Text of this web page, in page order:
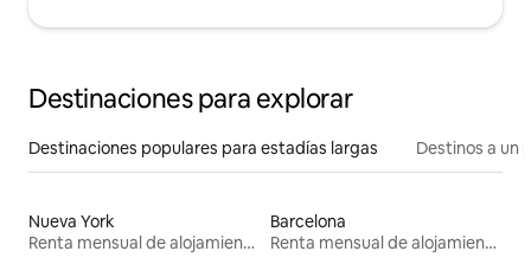
Destinaciones para explorar
Destinaciones populares para estadías largas Destinos a un
Nueva York
Renta mensual de alojamientos
Barcelona
Renta mensual de alojamientos